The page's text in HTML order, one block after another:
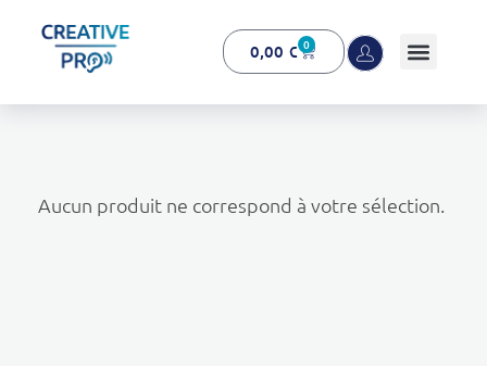
0,00 € 0
Aucun produit ne correspond à votre sélection.